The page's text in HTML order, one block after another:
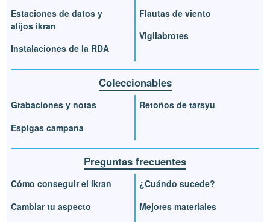
Estaciones de datos y
alijos ikran
Instalaciones de la RDA
Flautas de viento
Vigilabrotes
Coleccionables
Grabaciones y notas
Espigas campana
Retoños de tarsyu
Preguntas frecuentes
Cómo conseguir el ikran
Cambiar tu aspecto
¿Cuándo sucede?
Mejores materiales